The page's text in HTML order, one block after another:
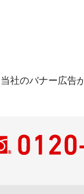
当社のバナー広告